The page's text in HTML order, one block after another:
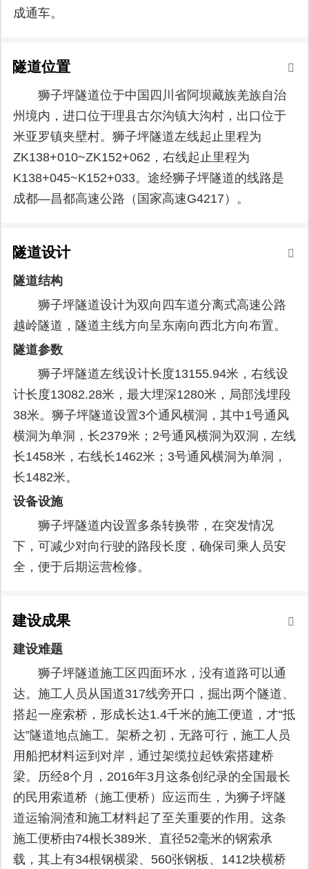
成通车。
隧道位置
狮子坪隧道位于中国四川省阿坝藏族羌族自治
州境内，进口位于理县古尔沟镇大沟村，出口位于
米亚罗镇夹壁村。狮子坪隧道左线起止里程为
ZK138+010~ZK152+062，右线起止里程为
K138+045~K152+033。途经狮子坪隧道的线路是
成都—昌都高速公路（国家高速G4217）。
隧道设计
隧道结构
狮子坪隧道设计为双向四车道分离式高速公路
越岭隧道，隧道主线方向呈东南向西北方向布置。
隧道参数
狮子坪隧道左线设计长度13155.94米，右线设
计长度13082.28米，最大埋深1280米，局部浅埋段
38米。狮子坪隧道设置3个通风横洞，其中1号通风
横洞为单洞，长2379米；2号通风横洞为双洞，左线
长1458米，右线长1462米；3号通风横洞为单洞，
长1482米。
设备设施
狮子坪隧道内设置多条转换带，在突发情况
下，可减少对向行驶的路段长度，确保司乘人员安
全，便于后期运营检修。
建设成果
建设难题
狮子坪隧道施工区四面环水，没有道路可以通
达。施工人员从国道317线旁开口，掘出两个隧道、
搭起一座索桥，形成长达1.4千米的施工便道，才“抵
达”隧道地点施工。架桥之初，无路可行，施工人员
用船把材料运到对岸，通过架缆拉起铁索搭建桥
梁。历经8个月，2016年3月这条创纪录的全国最长
的民用索道桥（施工便桥）应运而生，为狮子坪隧
道运输洞渣和施工材料起了至关重要的作用。这条
施工便桥由74根长389米、直径52毫米的钢索承
载，其上有34根钢横梁、560张钢板、1412块横桥